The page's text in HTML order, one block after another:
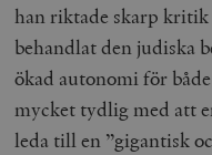
han riktade skarp
behandlat den judiska
ökad autonomi för
mycket tydlig med att
leda till en ”gigantisk